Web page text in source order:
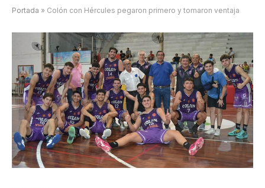
Portada » Colón con Hércules pegaron primero y tomaron ventaja